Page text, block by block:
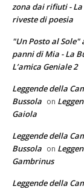
zona dai rifiuti - La
riveste di poesia
"Un Posto al Sole"
panni di Mia - La
L’amica Geniale 2
Leggende della
Bussola on
Gaiola
Leggende della
Bussola on
Gambrinus
Leggende della